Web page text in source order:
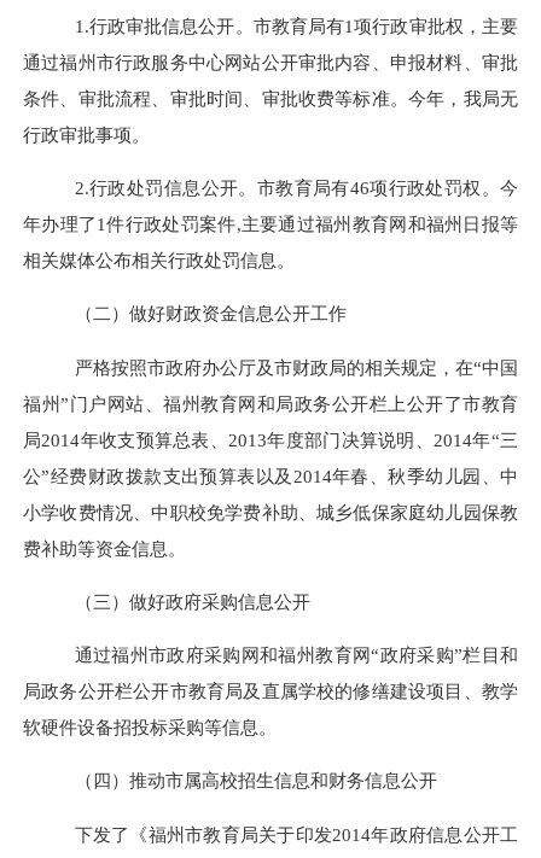
1.行政审批信息公开。市教育局有1项行政审批权，主要
通过福州市行政服务中心网站公开审批内容、申报材料、审批
条件、审批流程、审批时间、审批收费等标准。今年，我局无
行政审批事项。
2.行政处罚信息公开。市教育局有46项行政处罚权。今
年办理了1件行政处罚案件,主要通过福州教育网和福州日报等
相关媒体公布相关行政处罚信息。
（二）做好财政资金信息公开工作
严格按照市政府办公厅及市财政局的相关规定，在“中国
福州”门户网站、福州教育网和局政务公开栏上公开了市教育
局2014年收支预算总表、2013年度部门决算说明、2014年“三
公”经费财政拨款支出预算表以及2014年春、秋季幼儿园、中
小学收费情况、中职校免学费补助、城乡低保家庭幼儿园保教
费补助等资金信息。
（三）做好政府采购信息公开
通过福州市政府采购网和福州教育网“政府采购”栏目和
局政务公开栏公开市教育局及直属学校的修缮建设项目、教学
软硬件设备招投标采购等信息。
（四）推动市属高校招生信息和财务信息公开
下发了《福州市教育局关于印发2014年政府信息公开工